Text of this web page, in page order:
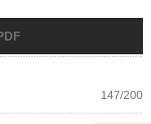
147/200